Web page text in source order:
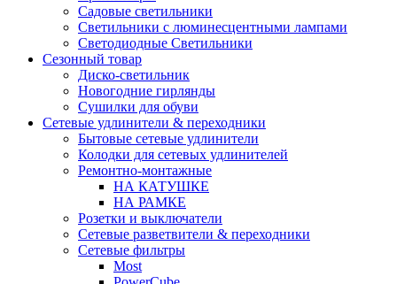
Садовые светильники
Светильники с люминесцентными лампами
Светодиодные Светильники
Сезонный товар
Диско-светильник
Новогодние гирлянды
Сушилки для обуви
Сетевые удлинители & переходники
Бытовые сетевые удлинители
Колодки для сетевых удлинителей
Ремонтно-монтажные
НА КАТУШКЕ
НА РАМКЕ
Розетки и выключатели
Сетевые разветвители & переходники
Сетевые фильтры
Most